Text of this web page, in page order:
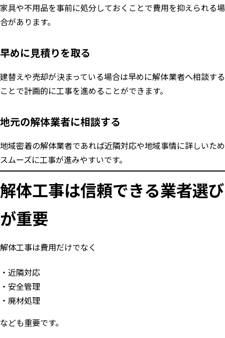
家具や不用品を事前に処分しておくことで費用を抑えられる場
合があります。
早めに見積りを取る
建替えや売却が決まっている場合は早めに解体業者へ相談する
ことで計画的に工事を進めることができます。
地元の解体業者に相談する
地域密着の解体業者であれば近隣対応や地域事情に詳しいため
スムーズに工事が進みやすいです。
解体工事は信頼できる業者選び
が重要
解体工事は費用だけでなく
近隣対応
安全管理
廃材処理
なども重要です。